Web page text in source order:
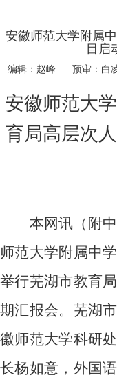
安徽师范大学附属
目启
编辑：赵峰 预审：白
安徽师范大
育局高层次
本网讯（附中
师范大学附属中
举行芜湖市教育
期汇报会。芜湖
徽师范大学科研
长杨如意，外国